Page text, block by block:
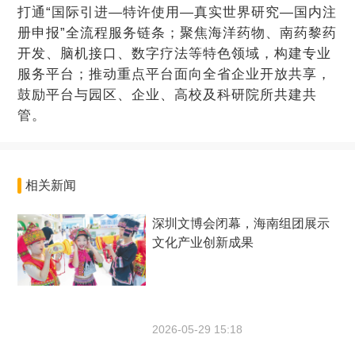
打通“国际引进—特许使用—真实世界研究—国内注
册申报”全流程服务链条；聚焦海洋药物、南药黎药
开发、脑机接口、数字疗法等特色领域，构建专业
服务平台；推动重点平台面向全省企业开放共享，
鼓励平台与园区、企业、高校及科研院所共建共
管。
相关新闻
深圳文博会闭幕，海南组团展示
文化产业创新成果
2026-05-29 15:18